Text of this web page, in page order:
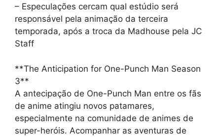
– Especulações cercam qual estúdio será
responsável pela animação da terceira
temporada, após a troca da Madhouse pela JC
Staff
**The Anticipation for One-Punch Man Season
3**
A antecipação de One-Punch Man entre os fãs
de anime atingiu novos patamares,
especialmente na comunidade de animes de
super-heróis. Acompanhar as aventuras de